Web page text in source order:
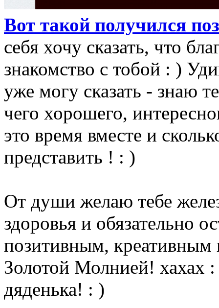
Вот такой получился
себя хочу сказать, что
знакомство с тобой : )
уже могу сказать - знаю
чего хорошего,
это время вместе и
представить ! : )
От души желаю тебе
здоровья и обязательно
позитивным, креативным
Золотой Молнией!
дяденька! : )